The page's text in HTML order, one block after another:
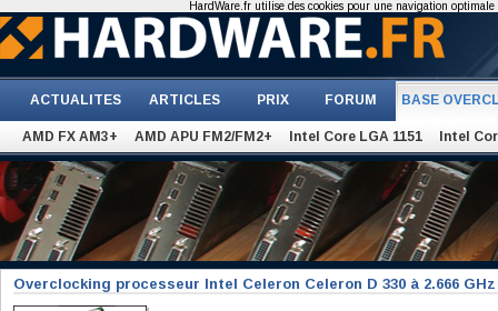
ACTUALITES ARTICLES PRIX FORUM BASE
AMD FX AM3+ AMD APU FM2/FM2+ Intel Core LGA 1151 Intel
Overclocking processeur Intel Celeron Celeron D 330 à 2.666 GHz
HardWare.fr utilise des cookies pour une navigation